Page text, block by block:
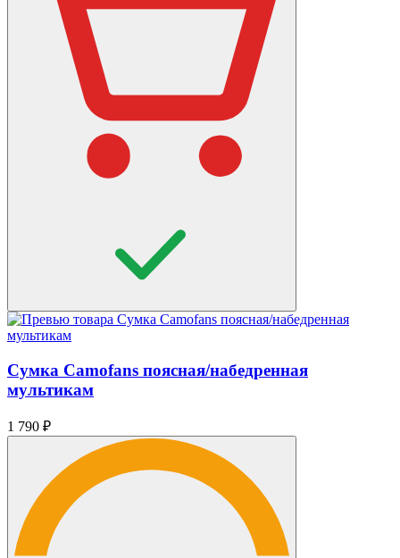
Сумка Camofans поясная/набедренная
мультикам
1 790 ₽